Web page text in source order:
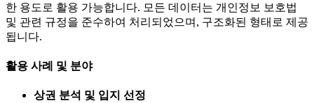
한 용도로 활용 가능합니다. 모든 데이터는 개인정보 보호법
및 관련 규정을 준수하여 처리되었으며, 구조화된 형태로 제공
됩니다.
활용 사례 및 분야
상권 분석 및 입지 선정